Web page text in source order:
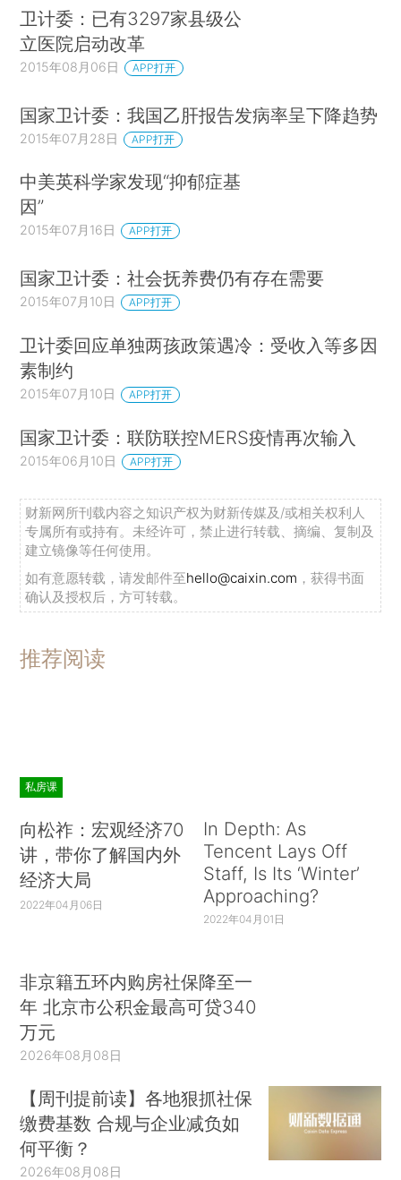
卫计委：已有3297家县级公
立医院启动改革
2015年08月06日 APP打开
国家卫计委：我国乙肝报告发病率呈下降趋势
2015年07月28日 APP打开
中美英科学家发现“抑郁症基
因”
2015年07月16日 APP打开
国家卫计委：社会抚养费仍有存在需要
2015年07月10日 APP打开
卫计委回应单独两孩政策遇冷：受收入等多因
素制约
2015年07月10日 APP打开
国家卫计委：联防联控MERS疫情再次输入
2015年06月10日 APP打开
财新网所刊载内容之知识产权为财新传媒及/或相关权利人
专属所有或持有。未经许可，禁止进行转载、摘编、复制及
建立镜像等任何使用。
如有意愿转载，请发邮件至hello@caixin.com ，获得书面
确认及授权后，方可转载。
推荐阅读
私房课
向松祚：宏观经济70
讲，带你了解国内外
经济大局
2022年04月06日
In Depth: As
Tencent Lays Off
Staff, Is Its ‘Winter’
Approaching?
2022年04月01日
非京籍五环内购房社保降至一
年 北京市公积金最高可贷340
万元
2026年08月08日
【周刊提前读】各地狠抓社保
缴费基数 合规与企业减负如
何平衡？
2026年08月08日